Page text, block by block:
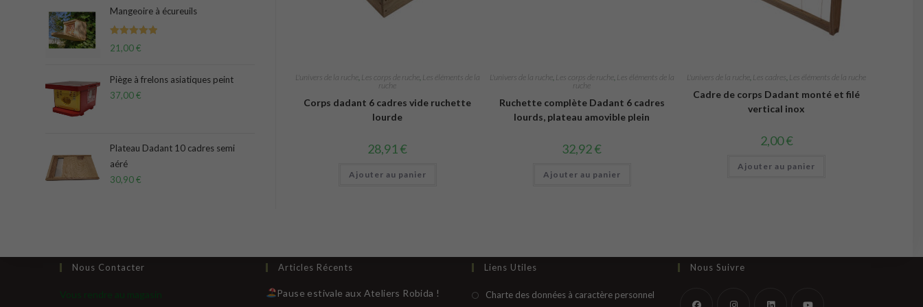
L'univers de la ruche , Les corps de ruche , Les éléments de la
ruche
Corps dadant 6 cadres vide ruchette
lourde
28,91 €
Ajouter au panier
L'univers de la ruche , Les corps de ruche , Les éléments de la
ruche
Ruchette complète Dadant 6 cadres
lourds, plateau amovible plein
32,92€
Ajouter au panier
L'univers de la ruche, Les cadres, Les éléments de la ruche
Cadre de corps Dadant monté et filé
vertical inox
2,00€
Ajouter au panier
Mangeoire à écureuils
Note5.00
21,00€
Piège à frelons asiatiques peint
37,00€
Plateau Dadant 10 cadres semi
aéré
30,90€
Nous Contacter
Vous rendre au magasin
Articles Récents
Pause estivale aux Ateliers Robida !
Liens Utiles
Charte des données à caractère personnel
Nous Suivre